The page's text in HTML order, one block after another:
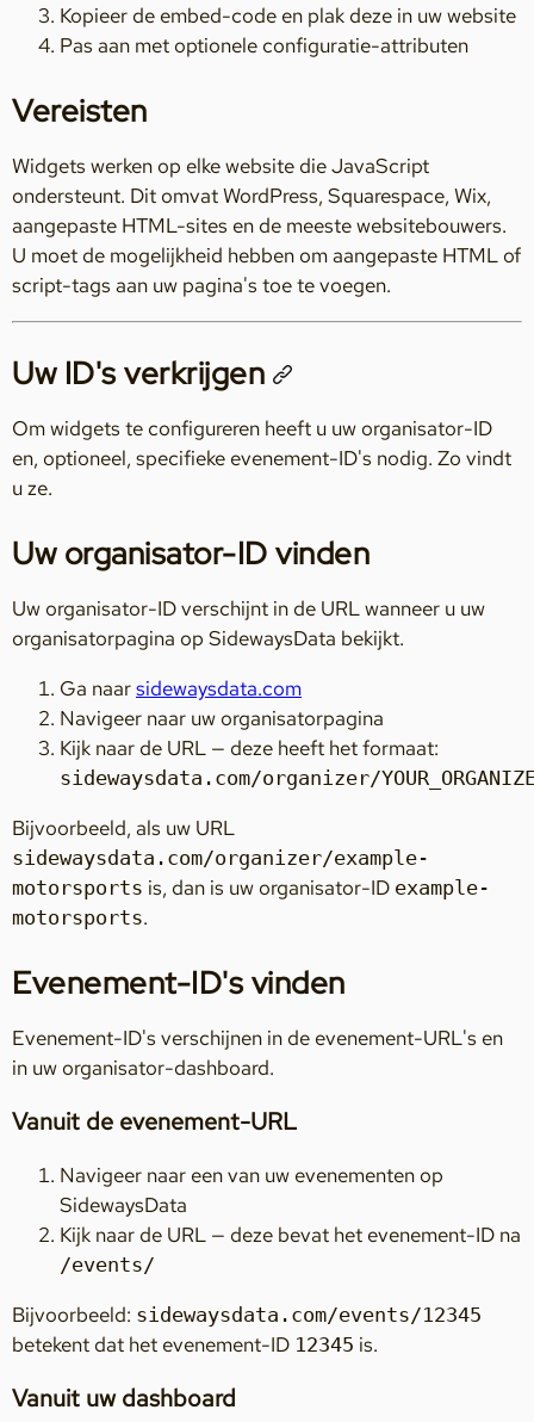
Kopieer de embed-code en plak deze in uw website
Pas aan met optionele configuratie-attributen
Vereisten
Widgets werken op elke website die JavaScript
ondersteunt. Dit omvat WordPress, Squarespace, Wix,
aangepaste HTML-sites en de meeste websitebouwers.
U moet de mogelijkheid hebben om aangepaste HTML of
script-tags aan uw pagina's toe te voegen.
Uw ID's verkrijgen
Om widgets te configureren heeft u uw organisator-ID
en, optioneel, specifieke evenement-ID's nodig. Zo vindt
u ze.
Uw organisator-ID vinden
Uw organisator-ID verschijnt in de URL wanneer u uw
organisatorpagina op SidewaysData bekijkt.
Ga naarsidewaysdata.com
Navigeer naar uw organisatorpagina
Kijk naar de URL — deze heeft het formaat:
sidewaysdata.com/organizer/
Bijvoorbeeld, als uw URL
sidewaysdata.com/organizer/example-
motorsports is, dan is uw organisator-ID example-
motorsports.
Evenement-ID's vinden
Evenement-ID's verschijnen in de evenement-URL's en
in uw organisator-dashboard.
Vanuit de evenement-URL
Navigeer naar een van uw evenementen op
SidewaysData
Kijk naar de URL — deze bevat het evenement-ID na
/events/
Bijvoorbeeld: sidewaysdata.com/events/12345
betekent dat het evenement-ID 12345 is.
Vanuit uw dashboard